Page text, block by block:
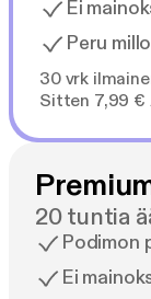
Ei
Peru
30 vrk
Sitten 7,99 €
20 tuntia
Podimon
Ei